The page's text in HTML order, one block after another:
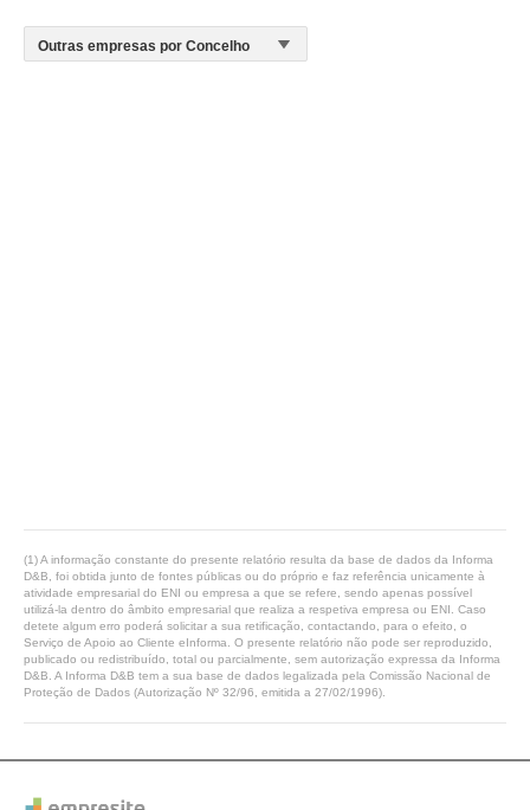
(1) A informação constante do presente relatório resulta da base de dados da Informa
D&B, foi obtida junto de fontes públicas ou do próprio e faz referência unicamente à
atividade empresarial do ENI ou empresa a que se refere, sendo apenas possível
utilizá-la dentro do âmbito empresarial que realiza a respetiva empresa ou ENI. Caso
detete algum erro poderá solicitar a sua retificação, contactando, para o efeito, o
Serviço de Apoio ao Cliente eInforma. O presente relatório não pode ser reproduzido,
publicado ou redistribuído, total ou parcialmente, sem autorização expressa da Informa
D&B. A Informa D&B tem a sua base de dados legalizada pela Comissão Nacional de
Proteção de Dados (Autorização Nº 32/96, emitida a 27/02/1996).